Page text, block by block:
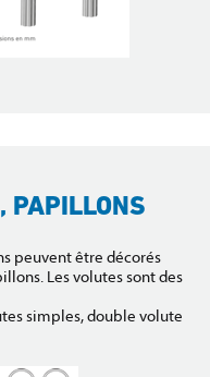
PAPILLONS
peuvent être décorés
Les volutes sont des
simples, double volute